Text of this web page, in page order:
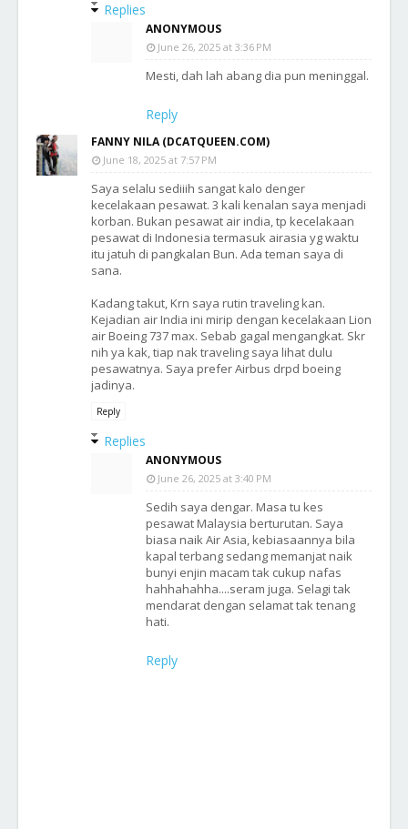
Replies
ANONYMOUS
June 26, 2025 at 3:36 PM
Mesti, dah lah abang dia pun meninggal.
Reply
FANNY NILA (DCATQUEEN.COM)
June 18, 2025 at 7:57 PM
Saya selalu sediiih sangat kalo denger
kecelakaan pesawat. 3 kali kenalan saya menjadi
korban. Bukan pesawat air india, tp kecelakaan
pesawat di Indonesia termasuk airasia yg waktu
itu jatuh di pangkalan Bun. Ada teman saya di
sana.
Kadang takut, Krn saya rutin traveling kan.
Kejadian air India ini mirip dengan kecelakaan Lion
air Boeing 737 max. Sebab gagal mengangkat. Skr
nih ya kak, tiap nak traveling saya lihat dulu
pesawatnya. Saya prefer Airbus drpd boeing
jadinya.
Reply
Replies
ANONYMOUS
June 26, 2025 at 3:40 PM
Sedih saya dengar. Masa tu kes
pesawat Malaysia berturutan. Saya
biasa naik Air Asia, kebiasaannya bila
kapal terbang sedang memanjat naik
bunyi enjin macam tak cukup nafas
hahhahahha....seram juga. Selagi tak
mendarat dengan selamat tak tenang
hati.
Reply